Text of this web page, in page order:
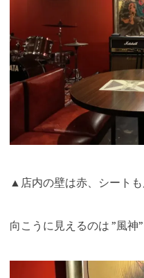
▲店内の壁は赤、シートも
向こうに見えるのは ”風神